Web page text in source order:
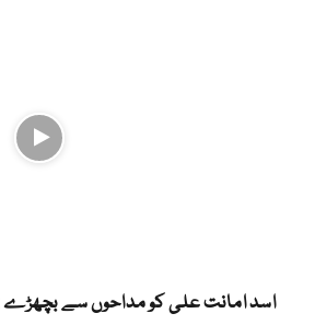
اسد امانت علی کو مداحوں سے بچھڑے 12 سال بیت گئے